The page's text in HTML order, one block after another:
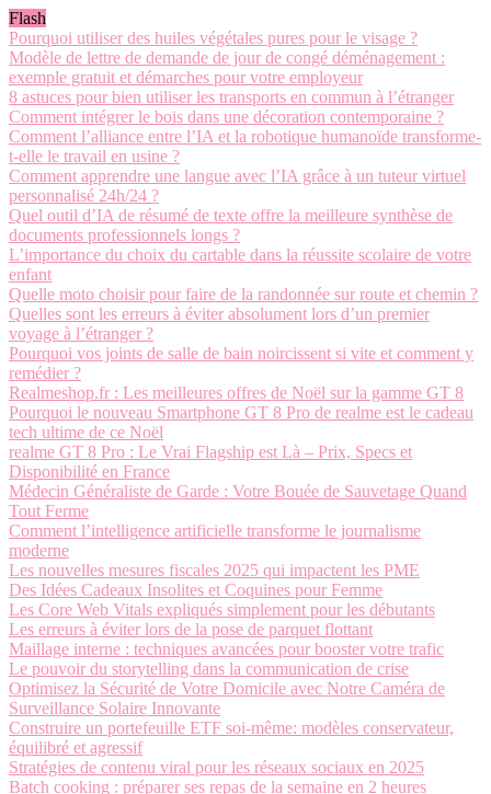
Flash
Pourquoi utiliser des huiles végétales pures pour le visage ?
Modèle de lettre de demande de jour de congé déménagement :
exemple gratuit et démarches pour votre employeur
8 astuces pour bien utiliser les transports en commun à l’étranger
Comment intégrer le bois dans une décoration contemporaine ?
Comment l’alliance entre l’IA et la robotique humanoïde transforme-
t-elle le travail en usine ?
Comment apprendre une langue avec l’IA grâce à un tuteur virtuel
personnalisé 24h/24 ?
Quel outil d’IA de résumé de texte offre la meilleure synthèse de
documents professionnels longs ?
L’importance du choix du cartable dans la réussite scolaire de votre
enfant
Quelle moto choisir pour faire de la randonnée sur route et chemin ?
Quelles sont les erreurs à éviter absolument lors d’un premier
voyage à l’étranger ?
Pourquoi vos joints de salle de bain noircissent si vite et comment y
remédier ?
Realmeshop.fr : Les meilleures offres de Noël sur la gamme GT 8
Pourquoi le nouveau Smartphone GT 8 Pro de realme est le cadeau
tech ultime de ce Noël
realme GT 8 Pro : Le Vrai Flagship est Là – Prix, Specs et
Disponibilité en France
Médecin Généraliste de Garde : Votre Bouée de Sauvetage Quand
Tout Ferme
Comment l’intelligence artificielle transforme le journalisme
moderne
Les nouvelles mesures fiscales 2025 qui impactent les PME
Des Idées Cadeaux Insolites et Coquines pour Femme
Les Core Web Vitals expliqués simplement pour les débutants
Les erreurs à éviter lors de la pose de parquet flottant
Maillage interne : techniques avancées pour booster votre trafic
Le pouvoir du storytelling dans la communication de crise
Optimisez la Sécurité de Votre Domicile avec Notre Caméra de
Surveillance Solaire Innovante
Construire un portefeuille ETF soi-même: modèles conservateur,
équilibré et agressif
Stratégies de contenu viral pour les réseaux sociaux en 2025
Batch cooking : préparer ses repas de la semaine en 2 heures